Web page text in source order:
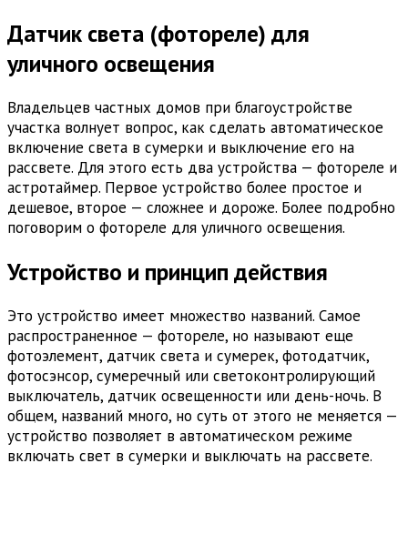
Датчик света (фотореле) для
уличного освещения
Владельцев частных домов при благоустройстве
участка волнует вопрос, как сделать автоматическое
включение света в сумерки и выключение его на
рассвете. Для этого есть два устройства — фотореле и
астротаймер. Первое устройство более простое и
дешевое, второе — сложнее и дороже. Более подробно
поговорим о фотореле для уличного освещения.
Устройство и принцип действия
Это устройство имеет множество названий. Самое
распространенное — фотореле, но называют еще
фотоэлемент, датчик света и сумерек, фотодатчик,
фотосэнсор, сумеречный или светоконтролирующий
выключатель, датчик освещенности или день-ночь. В
общем, названий много, но суть от этого не меняется —
устройство позволяет в автоматическом режиме
включать свет в сумерки и выключать на рассвете.